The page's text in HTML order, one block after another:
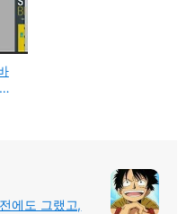
,
에도 그랬고,